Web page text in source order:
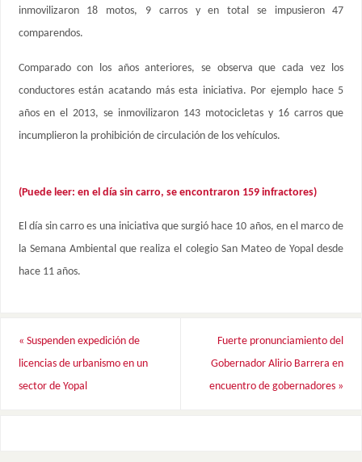
inmovilizaron 18 motos, 9 carros y en total se impusieron 47
comparendos.
Comparado con los años anteriores, se observa que cada vez los
conductores están acatando más esta iniciativa. Por ejemplo hace 5
años en el 2013, se inmovilizaron 143 motocicletas y 16 carros que
incumplieron la prohibición de circulación de los vehículos.
(Puede leer: en el día sin carro, se encontraron 159 infractores)
El día sin carro es una iniciativa que surgió hace 10 años, en el marco de
la Semana Ambiental que realiza el colegio San Mateo de Yopal desde
hace 11 años.
« Suspenden expedición de
licencias de urbanismo en un
sector de Yopal
Fuerte pronunciamiento del
Gobernador Alirio Barrera en
encuentro de gobernadores »